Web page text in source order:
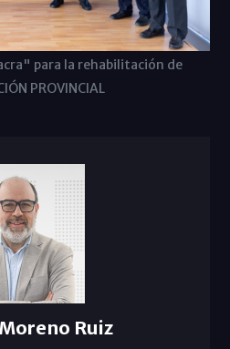
para la rehabilitación de
PROVINCIAL
Ruiz